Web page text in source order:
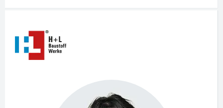
Schnelleinstiege